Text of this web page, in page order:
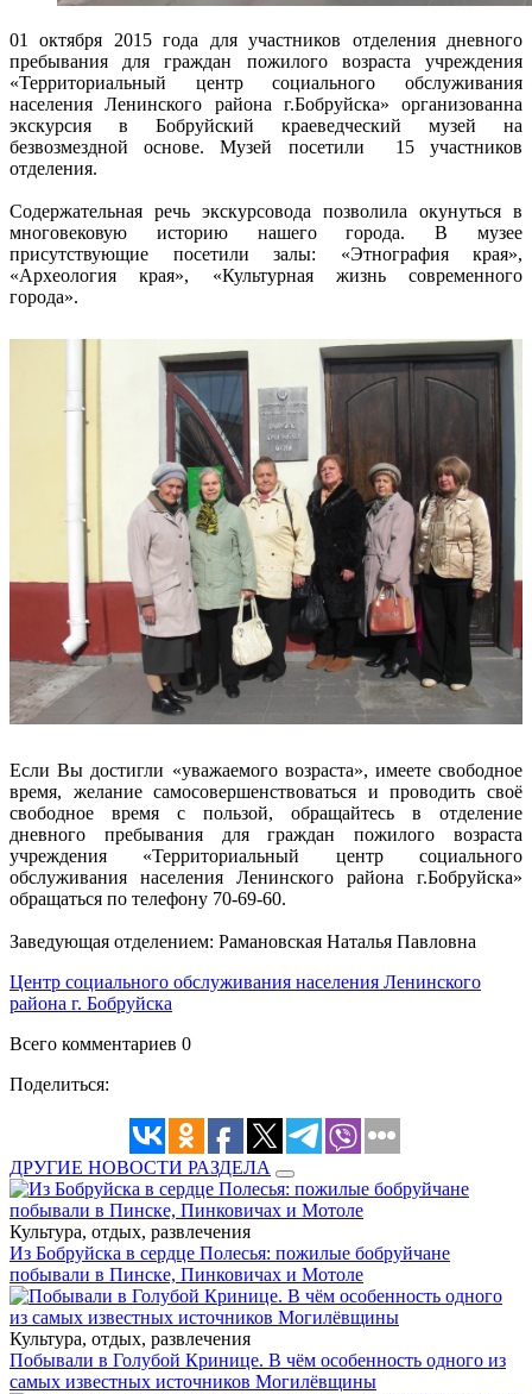
01 октября 2015 года для участников отделения дневного
пребывания для граждан пожилого возраста учреждения
«Территориальный центр социального обслуживания
населения Ленинского района г.Бобруйска» организованна
экскурсия в Бобруйский краеведческий музей на
безвозмездной основе. Музей посетили 15 участников
отделения.
Содержательная речь экскурсовода позволила окунуться в
многовековую историю нашего города. В музее
присутствующие посетили залы: «Этнография края»,
«Археология края», «Культурная жизнь современного
города».
Если Вы достигли «уважаемого возраста», имеете свободное
время, желание самосовершенствоваться и проводить своё
свободное время с пользой, обращайтесь в отделение
дневного пребывания для граждан пожилого возраста
учреждения «Территориальный центр социального
обслуживания населения Ленинского района г.Бобруйска»
обращаться по телефону 70-69-60.
Заведующая отделением: Рамановская Наталья Павловна
Центр социального обслуживания населения Ленинского
района г. Бобруйска
Всего комментариев 0
Поделиться:
ДРУГИЕ НОВОСТИ РАЗДЕЛА
Культура, отдых, развлечения
Из Бобруйска в сердце Полесья: пожилые бобруйчане
побывали в Пинске, Пинковичах и Мотоле
Культура, отдых, развлечения
Побывали в Голубой Кринице. В чём особенность одного из
самых известных источников Могилёвщины